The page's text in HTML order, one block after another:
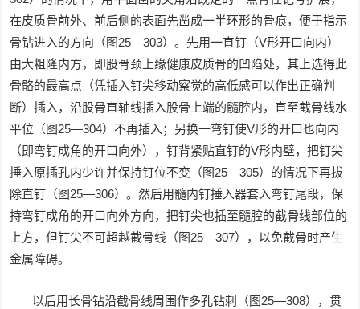
在皮质骨前外、前后侧的表面先凿成一半环形的骨痕，便于指示
骨钻进入的方向（图25—303）。先用一直钉（V形开口向内）
由大粗隆内方，即股骨颈上缘健康皮质骨的凹陷处，其上选得此
骨骼的最高点（凭插入钉尖移动察觉的高低感可以作出正确判
断）插入，沿股骨直轴线插入股骨上端的髓腔内，直至截骨线水
平位（图25—304）不再插入；另换一弯钉使V形的开口也向内
（即弯钉成角的开口向外），钉背紧贴直钉的V形内壁，把钉尖
捶入原插孔内少许并保持钉位不变（图25—305）的情况下再拔
除直钉（图25—306）。然后用髓内钉捶入器套入弯钉尾段，保
持弯钉成角的开口向外方向，把钉尖也插至髓腔的截骨线部位的
上方，但钉尖不可超越截骨线（图25—307），以免截骨时产生
金属障碍。
以后用长骨钻沿截骨线周围作多孔钻刺（图25—308），贯